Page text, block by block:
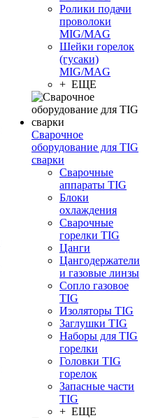
Ролики подачи
проволоки
MIG/MAG
Шейки горелок
(гусаки)
MIG/MAG
+ ЕЩЕ
Сварочное
оборудование для TIG
сварки
Сварочные
аппараты TIG
Блоки
охлаждения
Сварочные
горелки TIG
Цанги
Цангодержатели
и газовые линзы
Сопло газовое
TIG
Изоляторы TIG
Заглушки TIG
Наборы для TIG
горелки
Головки TIG
горелок
Запасные части
TIG
+ ЕЩЕ